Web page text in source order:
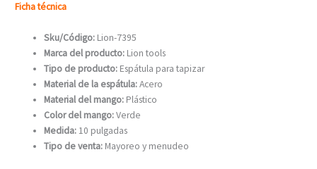
Ficha técnica
Sku/Código: Lion-7395
Marca del producto: Lion tools
Tipo de producto: Espátula para tapizar
Material de la espátula:Acero
Material del mango: Plástico
Color del mango:Verde
Medida: 10 pulgadas
Tipo de venta: Mayoreo y menudeo